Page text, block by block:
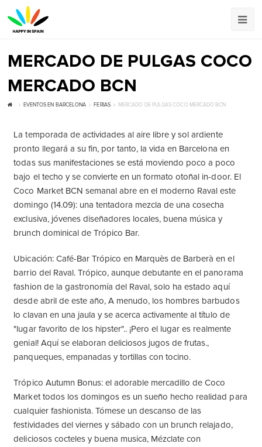
MERCADO DE PULGAS COCO
MERCADO BCN
EVENTOS EN BARCELONA FERIAS MERCADO DE PULGAS COCO MERCADO BCN
La temporada de actividades al aire libre y sol ardiente
pronto llegará a su fin, por tanto, la vida en Barcelona en
todas sus manifestaciones se está moviendo poco a poco
bajo el techo y se convierte en un formato otoñal in-door. El
Coco Market BCN semanal abre en el moderno Raval este
domingo (14.09): una tentadora mezcla de una cosecha
exclusiva, jóvenes diseñadores locales, buena música y
brunch dominical de Trópico Bar.
Ubicación: Café-Bar Trópico en Marquès de Barberà en el
barrio del Raval. Trópico, aunque debutante en el panorama
fashion de la gastronomía del Raval, solo ha estado aquí
desde abril de este año, A menudo, los hombres barbudos
lo clavan en una jaula y se acerca activamente al título de
"lugar favorito de los hipster".. ¡Pero el lugar es realmente
genial! Aquí se elaboran deliciosos jugos de frutas.,
panqueques, empanadas y tortillas con tocino.
Trópico Autumn Bonus: el adorable mercadillo de Coco
Market todos los domingos es un sueño hecho realidad para
cualquier fashionista. Tómese un descanso de las
festividades del viernes y sábado con un brunch relajado,
deliciosos cocteles y buena musica, Mézclate con